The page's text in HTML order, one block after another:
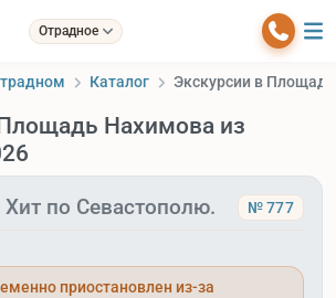
Отрадное
Каталог Экскурсии в
Нахимова из
Хит по Севастополю. № 777
приостановлен из-за